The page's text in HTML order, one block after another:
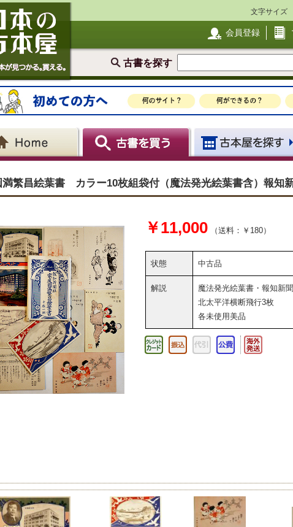
文字サイズ
会員登録
古書を探す
満繁昌絵葉書 カラー10枚組袋付（魔法発光絵葉書含）報知
￥11,000 （送料：￥180）
状態 中古品
解説
魔法発光絵葉書・報知新
北太平洋横断飛行3枚
各未使用美品